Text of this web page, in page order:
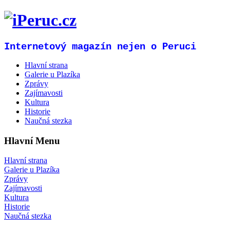
Internetový magazín nejen o Peruci
Hlavní strana
Galerie u Plazíka
Zprávy
Zajímavosti
Kultura
Historie
Naučná stezka
Hlavní Menu
Hlavní strana
Galerie u Plazíka
Zprávy
Zajímavosti
Kultura
Historie
Naučná stezka